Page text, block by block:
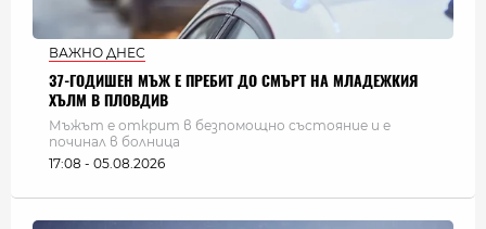
ВАЖНО ДНЕС
37-ГОДИШЕН МЪЖ Е ПРЕБИТ ДО СМЪРТ НА МЛАДЕЖКИЯ
ХЪЛМ В ПЛОВДИВ
Мъжът е открит в безпомощно състояние и е
починал в болница
17:08 - 05.08.2026